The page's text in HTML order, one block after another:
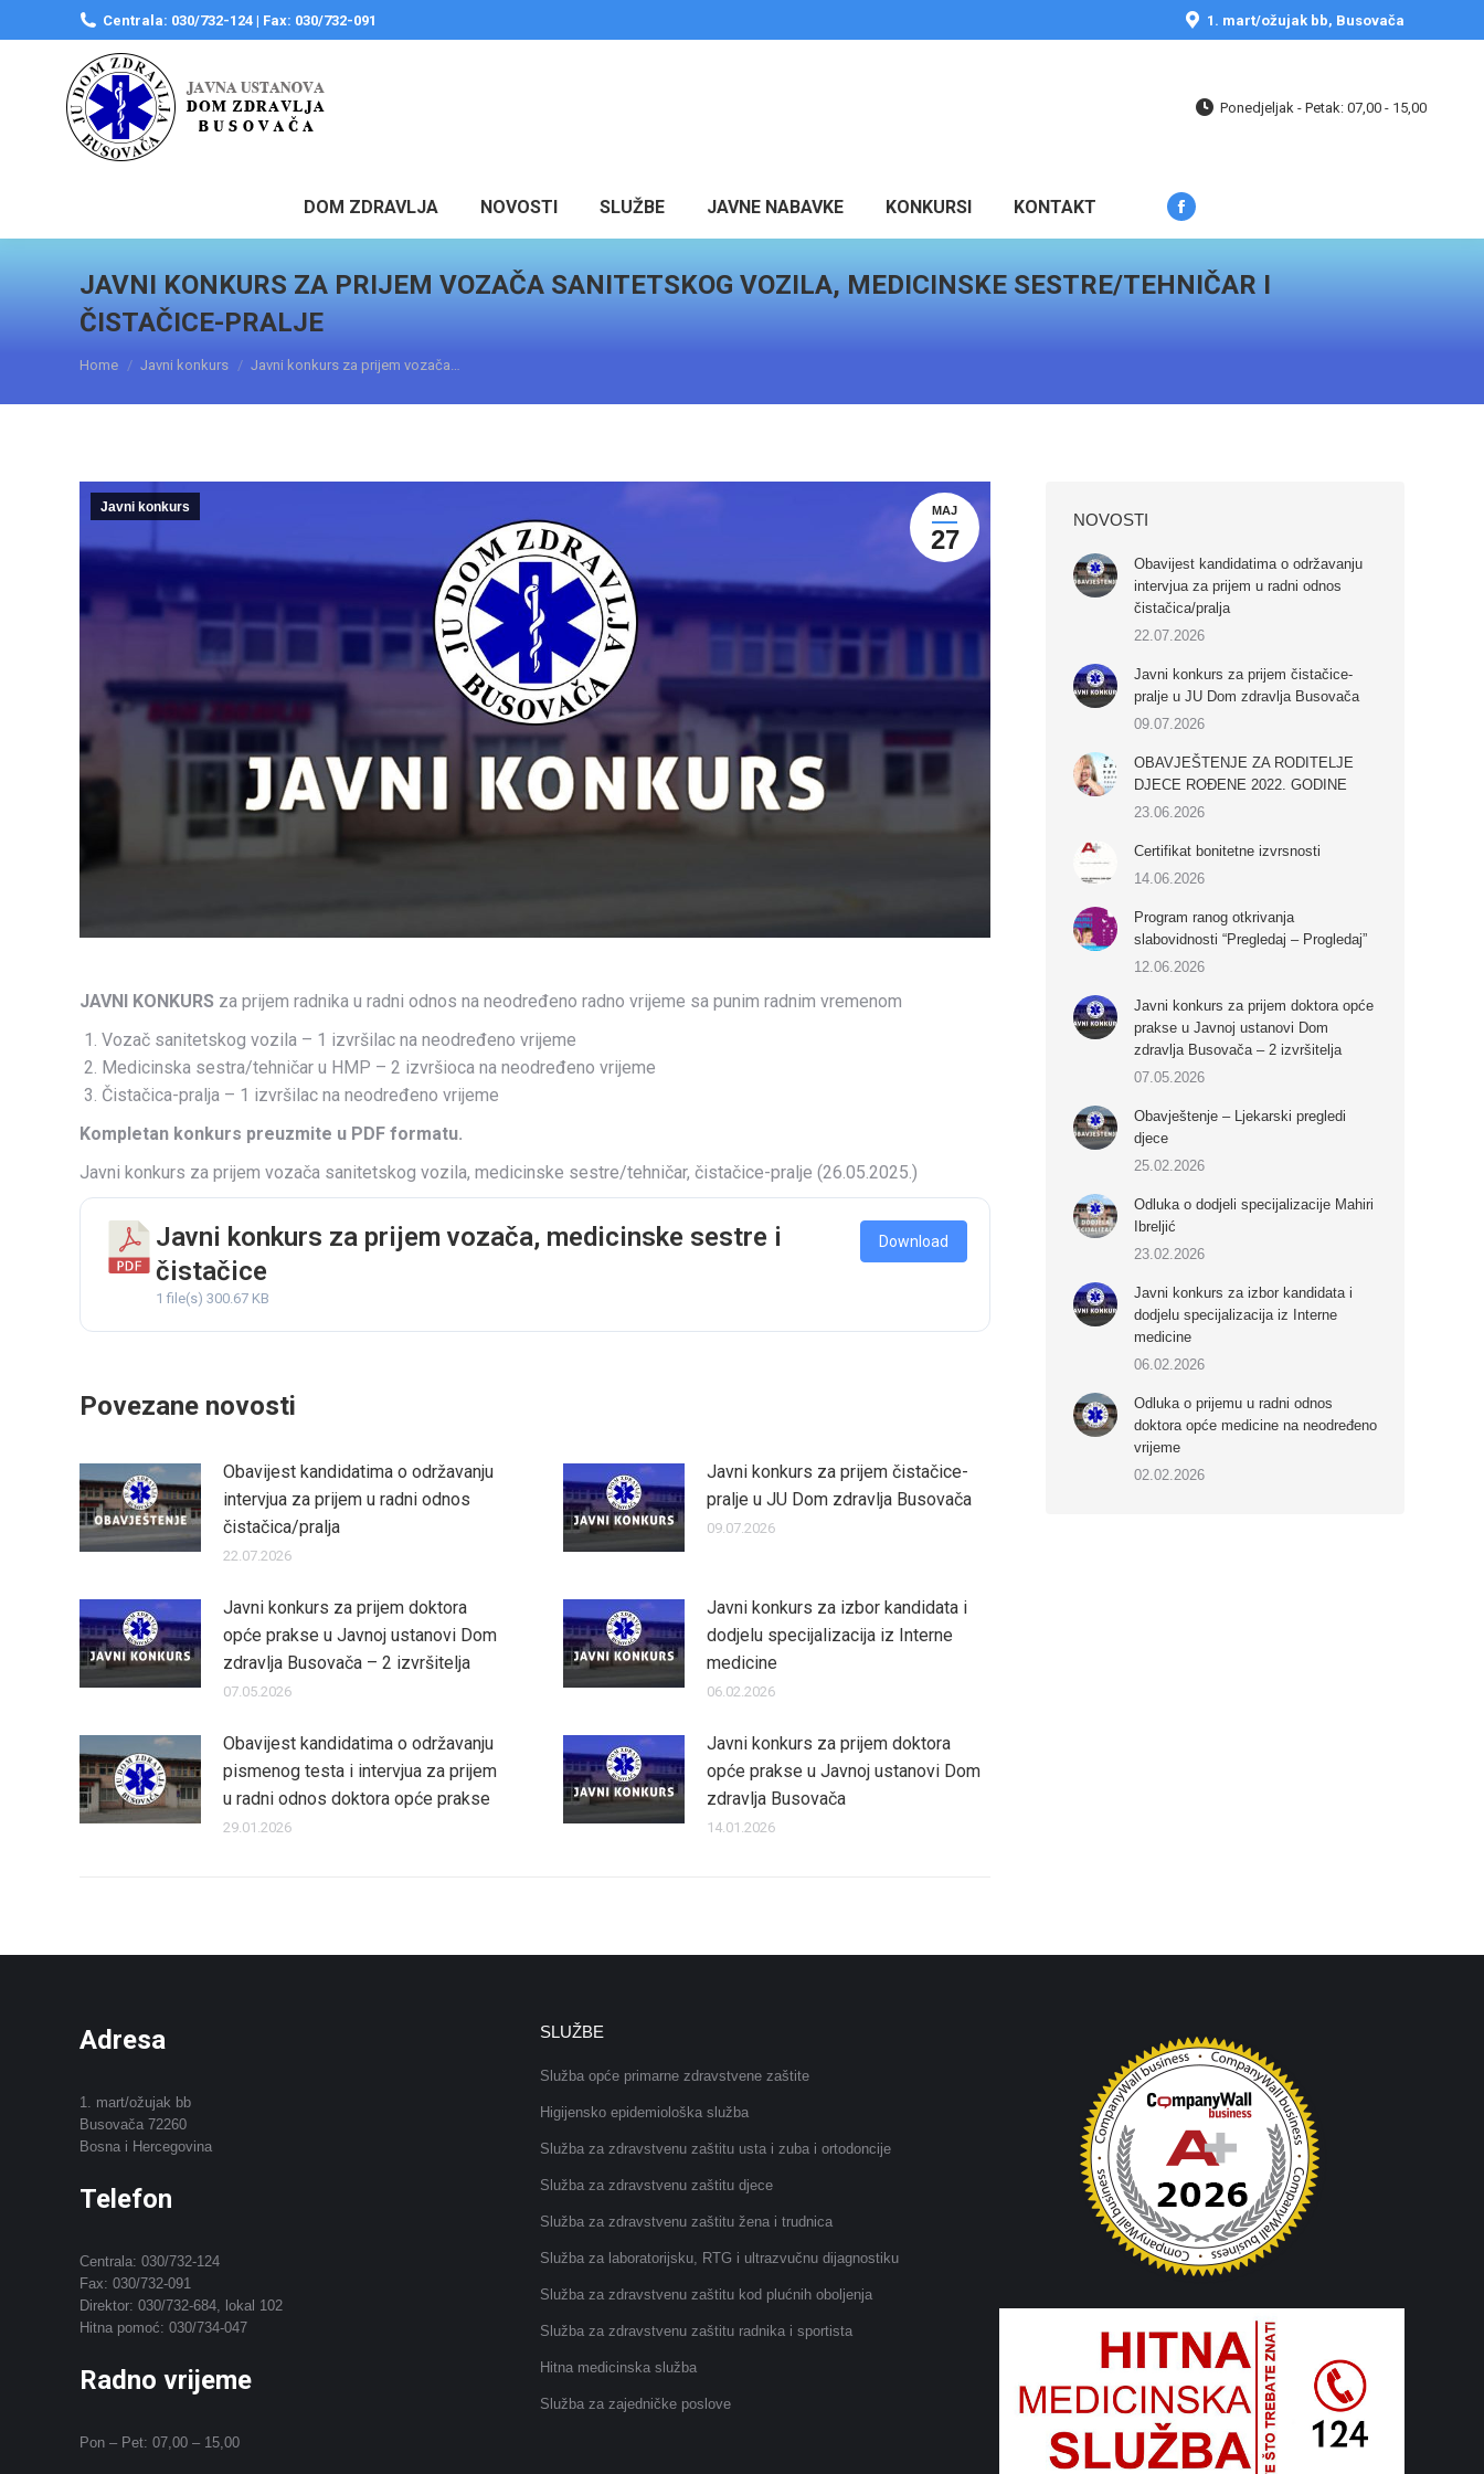
Centrala: 030/732-124 | Fax: 030/732-091 1. mart/ožujak bb, Busovača
Ponedjeljak - Petak: 07,00 - 15,00
DOM ZDRAVLJA NOVOSTI SLUŽBE JAVNE NABAVKE KONKURSI KONTAKT
Facebook
opens
JAVNI KONKURS ZA PRIJEM VOZAČA SANITETSKOG VOZILA, MEDICINSKE SESTRE/TEHNIČAR I
ČISTAČICE-PRALJE
Home Javni konkurs Javni konkurs za prijem vozača…
MAJ
27
Javni konkurs
JAVNI KONKURS za prijem radnika u radni odnos na neodređeno radno vrijeme sa punim radnim vremenom
Vozač sanitetskog vozila – 1 izvršilac na neodređeno vrijeme
Medicinska sestra/tehničar u HMP – 2 izvršioca na neodređeno vrijeme
Čistačica-pralja – 1 izvršilac na neodređeno vrijeme
Kompletan konkurs preuzmite u PDF formatu.
Javni konkurs za prijem vozača sanitetskog vozila, medicinske sestre/tehničar, čistačice-pralje (26.05.2025.)
Javni konkurs za prijem vozača, medicinske sestre i
čistačice
1 file(s) 300.67 KB
Download
Povezane novosti
Obavijest kandidatima o održavanju
intervjua za prijem u radni odnos
čistačica/pralja
22.07.2026
Javni konkurs za prijem čistačice-
pralje u JU Dom zdravlja Busovača
09.07.2026
Javni konkurs za prijem doktora
opće prakse u Javnoj ustanovi Dom
zdravlja Busovača – 2 izvršitelja
07.05.2026
Javni konkurs za izbor kandidata i
dodjelu specijalizacija iz Interne
medicine
06.02.2026
Obavijest kandidatima o održavanju
pismenog testa i intervjua za prijem
u radni odnos doktora opće prakse
29.01.2026
Javni konkurs za prijem doktora
opće prakse u Javnoj ustanovi Dom
zdravlja Busovača
14.01.2026
NOVOSTI
Obavijest kandidatima o održavanju
intervjua za prijem u radni odnos
čistačica/pralja
22.07.2026
Javni konkurs za prijem čistačice-
pralje u JU Dom zdravlja Busovača
09.07.2026
OBAVJEŠTENJE ZA RODITELJE
DJECE ROĐENE 2022. GODINE
23.06.2026
Certifikat bonitetne izvrsnosti
14.06.2026
Program ranog otkrivanja
slabovidnosti “Pregledaj – Progledaj”
12.06.2026
Javni konkurs za prijem doktora opće
prakse u Javnoj ustanovi Dom
zdravlja Busovača – 2 izvršitelja
07.05.2026
Obavještenje – Ljekarski pregledi
djece
25.02.2026
Odluka o dodjeli specijalizacije Mahiri
Ibreljić
23.02.2026
Javni konkurs za izbor kandidata i
dodjelu specijalizacija iz Interne
medicine
06.02.2026
Odluka o prijemu u radni odnos
doktora opće medicine na neodređeno
vrijeme
02.02.2026
Adresa
1. mart/ožujak bb
Busovača 72260
Bosna i Hercegovina
Telefon
Centrala: 030/732-124
Fax: 030/732-091
Direktor: 030/732-684, lokal 102
Hitna pomoć: 030/734-047
Radno vrijeme
Pon – Pet: 07,00 – 15,00
SLUŽBE
Služba opće primarne zdravstvene zaštite
Higijensko epidemiološka služba
Služba za zdravstvenu zaštitu usta i zuba i ortodoncije
Služba za zdravstvenu zaštitu djece
Služba za zdravstvenu zaštitu žena i trudnica
Služba za laboratorijsku, RTG i ultrazvučnu dijagnostiku
Služba za zdravstvenu zaštitu kod plućnih oboljenja
Služba za zdravstvenu zaštitu radnika i sportista
Hitna medicinska služba
Služba za zajedničke poslove